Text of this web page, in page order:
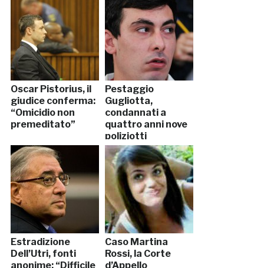
Oscar Pistorius, il
giudice conferma:
“Omicidio non
premeditato”
Pestaggio
Gugliotta,
condannati a
quattro anni nove
poliziotti
Estradizione
Dell’Utri, fonti
anonime: “Difficile
Caso Martina
Rossi, la Corte
d’Appello